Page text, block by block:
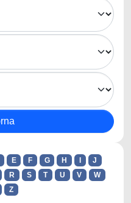
E F G H
J
R S T U V
W
Z